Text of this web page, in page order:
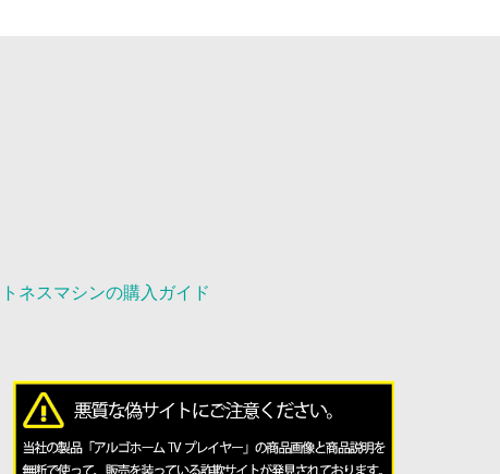
ネスマシンの購入ガイド